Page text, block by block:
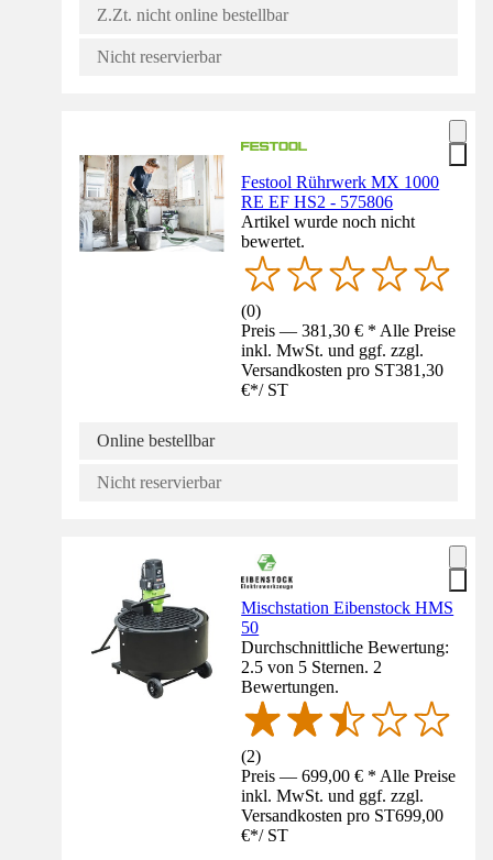
Z.Zt. nicht online bestellbar
Nicht reservierbar
Festool Rührwerk MX 1000
RE EF HS2 - 575806
Artikel wurde noch nicht
bewertet.
(0)
Preis — 381,30 € * Alle Preise
inkl. MwSt. und ggf. zzgl.
Versandkosten pro ST381,30
€*/ ST
Online bestellbar
Nicht reservierbar
Mischstation Eibenstock HMS
50
Durchschnittliche Bewertung:
2.5 von 5 Sternen. 2
Bewertungen.
(2)
Preis — 699,00 € * Alle Preise
inkl. MwSt. und ggf. zzgl.
Versandkosten pro ST699,00
€*/ ST